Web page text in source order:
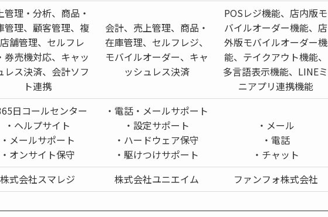
管理・分析、商品・
管理、顧客管理、複
舗管理、セルフレ
券売機対応、キャッ
レス決済、会計ソフ
ト連携
会計、売上管理、商品・
在庫管理、セルフレジ、
モバイルオーダー、キャ
ッシュレス決済
POSレジ機能、店内版モ
バイルオーダー機能、店
外版モバイルオーダー機
能、テイクアウト機能、
多言語表示機能、LINEミ
ニアプリ連携機能
日コールセンター
・ヘルプサイト
・メールサポート
・オンサイト保守
・電話・メールサポート
・設定サポート
・ハードウェア保守
・駆けつけサポート
・メール
・電話
・チャット
株式会社スマレジ 株式会社ユニエイム ファンフォ株式会社